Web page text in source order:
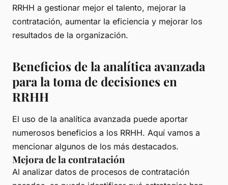
RRHH a gestionar mejor el talento, mejorar la
contratación, aumentar la eficiencia y mejorar los
resultados de la organización.
Beneficios de la analítica avanzada
para la toma de decisiones en
RRHH
El uso de la analítica avanzada puede aportar
numerosos beneficios a los RRHH. Aquí vamos a
mencionar algunos de los más destacados.
Mejora de la contratación
Al analizar datos de procesos de contratación